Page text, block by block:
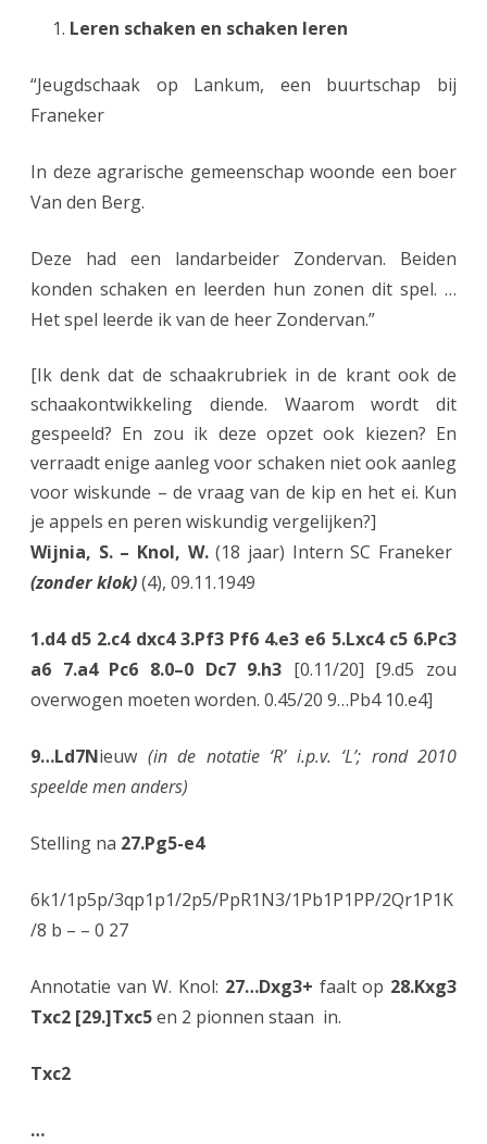
Leren schaken en schaken leren
“Jeugdschaak op Lankum, een buurtschap bij
Franeker
In deze agrarische gemeenschap woonde een boer
Van den Berg.
Deze had een landarbeider Zondervan. Beiden
konden schaken en leerden hun zonen dit spel. …
Het spel leerde ik van de heer Zondervan.”
[Ik denk dat de schaakrubriek in de krant ook de
schaakontwikkeling diende. Waarom wordt dit
gespeeld? En zou ik deze opzet ook kiezen? En
verraadt enige aanleg voor schaken niet ook aanleg
voor wiskunde – de vraag van de kip en het ei. Kun
je appels en peren wiskundig vergelijken?]
Wijnia, S. – Knol, W.(18 jaar) Intern SC Franeker
(zonder klok)(4), 09.11.1949
1.d4 d5 2.c4 dxc4 3.Pf3 Pf6 4.e3 e6 5.Lxc4 c5 6.Pc3
a6 7.a4 Pc6 8.0–0 Dc7 9.h3 [0.11/20] [9.d5 zou
overwogen moeten worden. 0.45/20 9…Pb4 10.e4]
9…Ld7Nieuw (in de notatie ‘R’ i.p.v. ‘L’; rond 2010
speelde men anders)
Stelling na 27.Pg5-e4
6k1/1p5p/3qp1p1/2p5/PpR1N3/1Pb1P1PP/2Qr1P1K
/8 b – – 0 27
Annotatie van W. Knol: 27…Dxg3+ faalt op 28.Kxg3
Txc2 [29.]Txc5en 2 pionnen staan in.
Txc2
…